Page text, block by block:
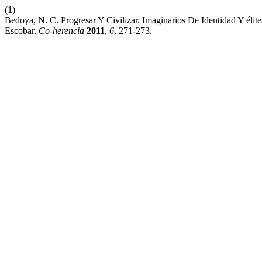
(1)
Bedoya, N. C. Progresar Y Civilizar. Imaginarios De Identidad Y
Escobar. Co-herencia 2011, 6, 271-273.